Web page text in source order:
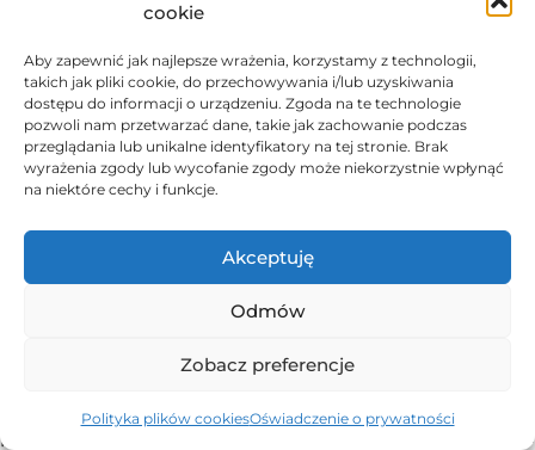
cookie
Aby zapewnić jak najlepsze wrażenia, korzystamy z technologii,
takich jak pliki cookie, do przechowywania i/lub uzyskiwania
dostępu do informacji o urządzeniu. Zgoda na te technologie
pozwoli nam przetwarzać dane, takie jak zachowanie podczas
przeglądania lub unikalne identyfikatory na tej stronie. Brak
wyrażenia zgody lub wycofanie zgody może niekorzystnie wpłynąć
na niektóre cechy i funkcje.
Akceptuję
Odmów
Zobacz preferencje
Polityka plików cookiesOświadczenie o prywatności
Przejrzystość
Jasna komunikacja na temat tego, w jaki sposób
analizowane są informacje zwrotne i jakie działania
planowane są w związku z nimi, ma kluczowe znaczenie
dla budowania zaufania pracowników. Przejrzystość
reguł dotyczących feedbacku zachęca do stałego
uczestnictwa w procesie dostarczania informacji
prowadzi do rzeczywistych zmian, są oni zmotywowani